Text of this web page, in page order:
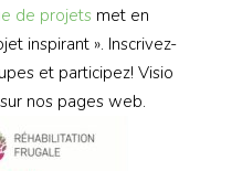
de projets met en
inspirant ». Inscrivez-
et participez! Visio
nos pages web.